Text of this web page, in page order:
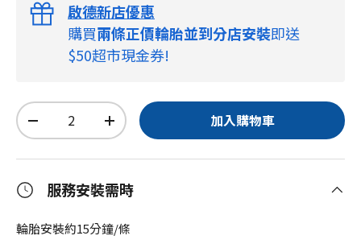
啟德新店優惠
購買兩條正價輪胎並到分店安裝即送
$50超市現金券!
數量
-
+ 加入購物車
服務安裝需時
輪胎安裝約15分鐘/條